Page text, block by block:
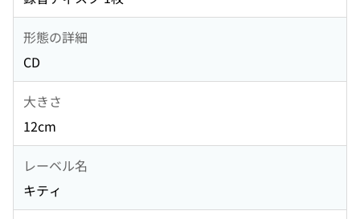
形態の詳細
CD
大きさ
12cm
レーベル名
キティ